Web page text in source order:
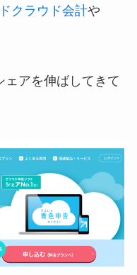
クラウド会計や
アを伸ばしてきて